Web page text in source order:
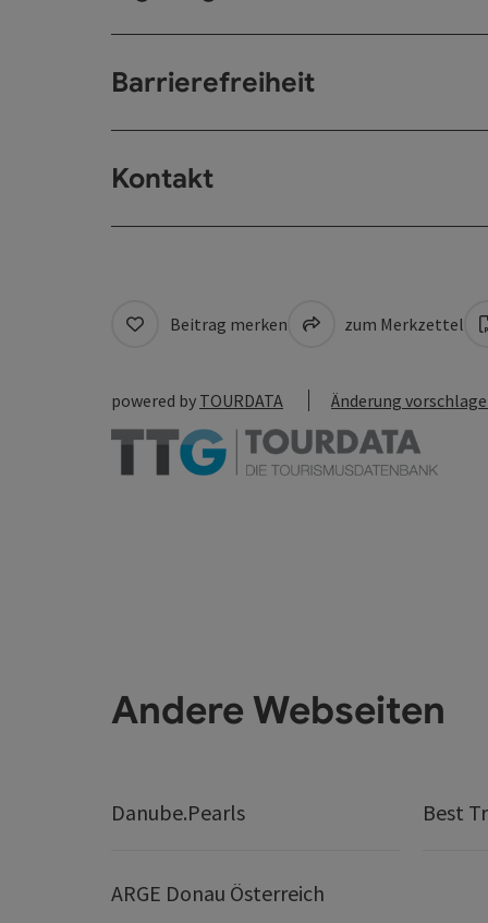
Barrierefreiheit
Kontakt
Beitrag merken zum Merkzettel
powered by TOURDATA Änderung
Andere Webseiten
Danube.Pearls Best
ARGE Donau Österreich